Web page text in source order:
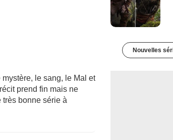
le sang, le Mal et
prend fin mais ne
bonne série à
Nouvelles